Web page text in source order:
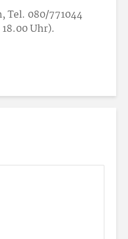
Tel. 080/771044
Uhr).